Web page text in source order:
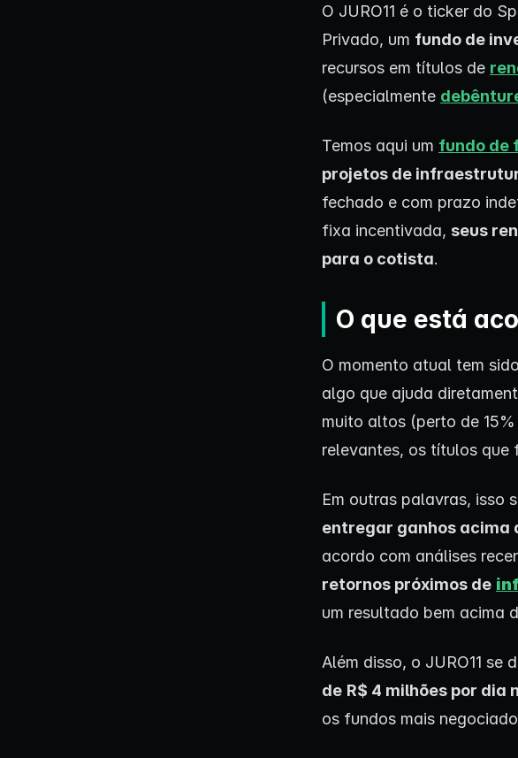
O JURO11 é o ticker do
Privado, um fundo de
recursos em títulos de
(especialmente
Temos aqui um fundo de
projetos de
fechado e com prazo
fixa incentivada, seus
para o cotista.
O que está
O momento atual tem
algo que ajuda
muito altos (perto de
relevantes, os títulos que
Em outras palavras, isso
entregar ganhos acima
acordo com análises
retornos próximos de
um resultado bem acima
Além disso, o JURO11 se
de R$ 4 milhões por dia
os fundos mais